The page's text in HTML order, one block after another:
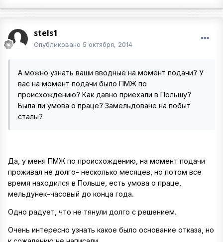
stels1
Опубликовано 5 октября, 2014
А можно узнать ваши вводные на момент подачи? У
вас на момент подачи было ПМЖ по
происхождению? Как давно приехали в Польшу?
Была ли умова о праце? Замельдоване на побыт
сталы?
Да, у меня ПМЖ по происхождению, на момент подачи
проживал не долго- несколько месяцев, но потом все
время находился в Польше, есть умова о праце,
мельдунек-часовый до конца года.
Одно радует, что не тянули долго с решением.
Очень интересно узнать какое было основание отказа, но